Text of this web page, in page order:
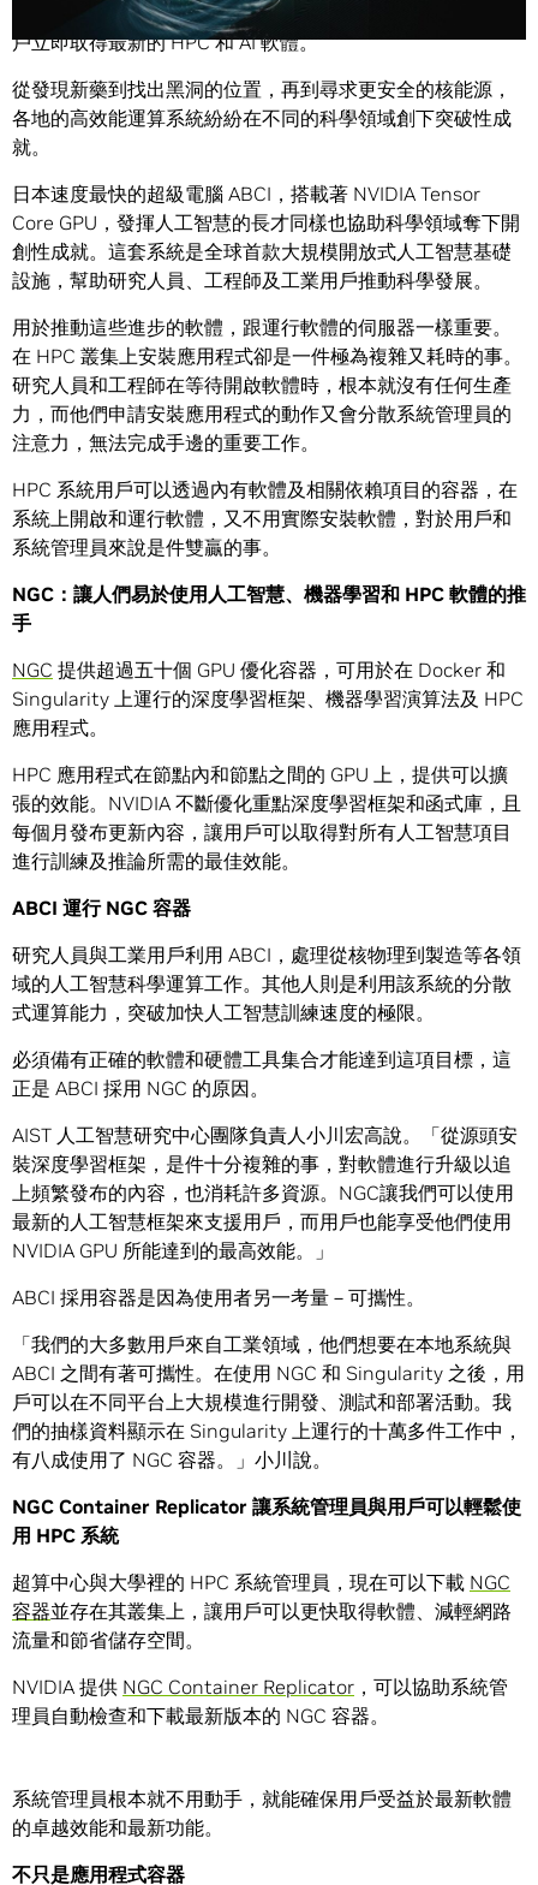
系統管理員可以透過新的 NGC Container Replicator，讓用
戶立即取得最新的 HPC 和 AI 軟體。
從發現新藥到找出黑洞的位置，再到尋求更安全的核能源，
各地的高效能運算系統紛紛在不同的科學領域創下突破性成
就。
日本速度最快的超級電腦 ABCI，搭載著 NVIDIA Tensor
Core GPU，發揮人工智慧的長才同樣也協助科學領域奪下開
創性成就。這套系統是全球首款大規模開放式人工智慧基礎
設施，幫助研究人員、工程師及工業用戶推動科學發展。
用於推動這些進步的軟體，跟運行軟體的伺服器一樣重要。
在 HPC 叢集上安裝應用程式卻是一件極為複雜又耗時的事。
研究人員和工程師在等待開啟軟體時，根本就沒有任何生產
力，而他們申請安裝應用程式的動作又會分散系統管理員的
注意力，無法完成手邊的重要工作。
HPC 系統用戶可以透過內有軟體及相關依賴項目的容器，在
系統上開啟和運行軟體，又不用實際安裝軟體，對於用戶和
系統管理員來說是件雙贏的事。
NGC：讓人們易於使用人工智慧、機器學習和 HPC 軟體的推
手
NGC 提供超過五十個 GPU 優化容器，可用於在 Docker 和
Singularity 上運行的深度學習框架、機器學習演算法及 HPC
應用程式。
HPC 應用程式在節點內和節點之間的 GPU 上，提供可以擴
張的效能。NVIDIA 不斷優化重點深度學習框架和函式庫，且
每個月發布更新內容，讓用戶可以取得對所有人工智慧項目
進行訓練及推論所需的最佳效能。
ABCI 運行 NGC 容器
研究人員與工業用戶利用 ABCI，處理從核物理到製造等各領
域的人工智慧科學運算工作。其他人則是利用該系統的分散
式運算能力，突破加快人工智慧訓練速度的極限。
必須備有正確的軟體和硬體工具集合才能達到這項目標，這
正是 ABCI 採用 NGC 的原因。
AIST 人工智慧研究中心團隊負責人小川宏高說。「從源頭安
裝深度學習框架，是件十分複雜的事，對軟體進行升級以追
上頻繁發布的內容，也消耗許多資源。NGC讓我們可以使用
最新的人工智慧框架來支援用戶，而用戶也能享受他們使用
NVIDIA GPU 所能達到的最高效能。」
ABCI 採用容器是因為使用者另一考量－可攜性。
「我們的大多數用戶來自工業領域，他們想要在本地系統與
ABCI 之間有著可攜性。在使用 NGC 和 Singularity 之後，用
戶可以在不同平台上大規模進行開發、測試和部署活動。我
們的抽樣資料顯示在 Singularity 上運行的十萬多件工作中，
有八成使用了 NGC 容器。」小川說。
NGC Container Replicator 讓系統管理員與用戶可以輕鬆使
用 HPC 系統
超算中心與大學裡的 HPC 系統管理員，現在可以下載 NGC
容器並存在其叢集上，讓用戶可以更快取得軟體、減輕網路
流量和節省儲存空間。
NVIDIA 提供 NGC Container Replicator ，可以協助系統管
理員自動檢查和下載最新版本的 NGC 容器。
系統管理員根本就不用動手，就能確保用戶受益於最新軟體
的卓越效能和最新功能。
不只是應用程式容器